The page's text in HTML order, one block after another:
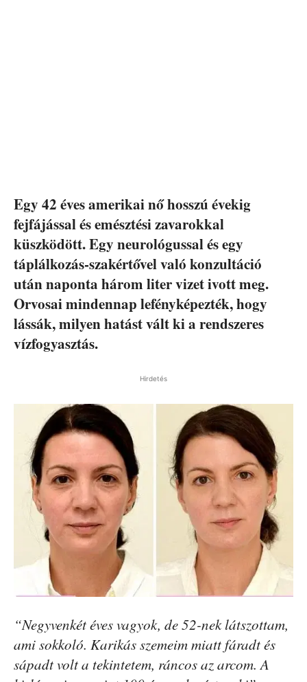
Egy 42 éves amerikai nő hosszú évekig
fejfájással és emésztési zavarokkal
küszködött. Egy neurológussal és egy
táplálkozás-szakértővel való konzultáció
után naponta három liter vizet ivott meg.
Orvosai mindennap lefényképezték, hogy
lássák, milyen hatást vált ki a rendszeres
vízfogyasztás.
Hirdetés
“Negyvenkét éves vagyok, de 52-nek látszottam,
ami sokkoló. Karikás szemeim miatt fáradt és
sápadt volt a tekintetem, ráncos az arcom. A